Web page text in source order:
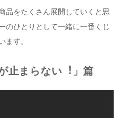
品をたくさん展開していくと思
のひとりとして⼀緒に⼀番くじ
ます。
⽌まらない︕」篇